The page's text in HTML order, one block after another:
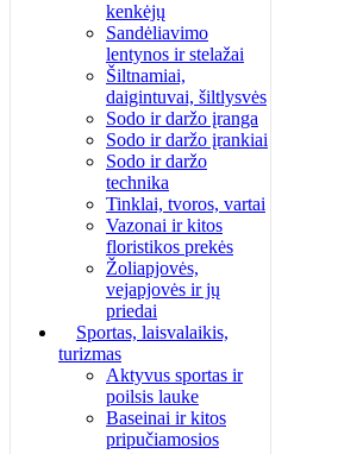
kenkėjų
Sandėliavimo
lentynos ir stelažai
Šiltnamiai,
daigintuvai, šiltlysvės
Sodo ir daržo įranga
Sodo ir daržo įrankiai
Sodo ir daržo
technika
Tinklai, tvoros, vartai
Vazonai ir kitos
floristikos prekės
Žoliapjovės,
vejapjovės ir jų
priedai
Sportas, laisvalaikis,
turizmas
Aktyvus sportas ir
poilsis lauke
Baseinai ir kitos
pripučiamosios